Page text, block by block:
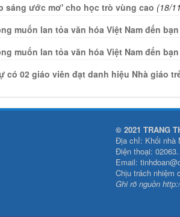
sáng ước mơ' cho học trò vùng cao (18/
muốn lan tỏa văn hóa Việt Nam đến
muốn lan tỏa văn hóa Việt Nam đến
có 02 giáo viên đạt danh hiệu Nhà giáo
© 2021 TRANG
Địa chỉ: Khối nhà
Điện thoại:
Email:
Chịu trách nhiệm
Ghi rõ nguồn